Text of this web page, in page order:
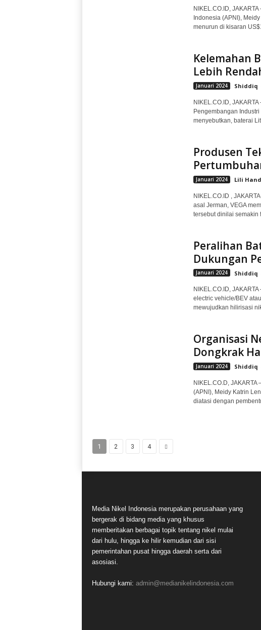
NIKEL.CO.ID,
Indonesia (APNI),
menurun di kisaran
Kelemahan
Lebih
Januari 2024 Shiddiq
NIKEL.CO.ID,
Pengembangan
menyebutkan, baterai
Produsen
Januari 2024 Lili
NIKEL.CO.ID ,
asal Jerman, VEGA
tersebut dinilai semakin
Peralihan
Dukungan
Januari 2024 Shiddiq
NIKEL.CO.ID,
electric vehicle/BEV
mewujudkan hilirisasi
Organisasi
Dongkrak
Januari 2024 Shiddiq
NIKEL.CO.D,
(APNI), Meidy Katrin
diatasi dengan
1 2 3 4
Media Nikel Indonesia merupakan perusahaan yang
bergerak di bidang media yang khusus
memberitakan berbagai topik tentang nikel mulai
dari hulu, hingga ke hilir kemudian dari sisi
pemerintahan pusat hingga daerah serta dari
asosiasi.
Hubungi kami: admin@medianikelindonesia.com